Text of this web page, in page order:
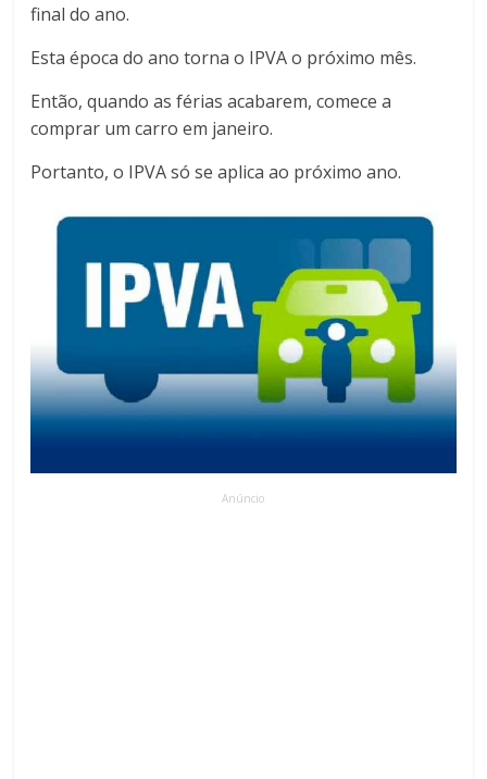
final do ano.
Esta época do ano torna o IPVA o próximo mês.
Então, quando as férias acabarem, comece a
comprar um carro em janeiro.
Portanto, o IPVA só se aplica ao próximo ano.
Anúncio